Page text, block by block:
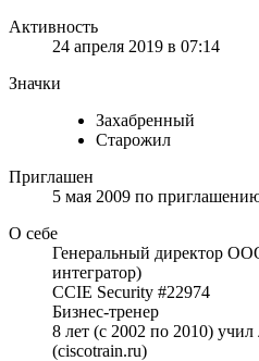
Активность
24 апреля 2019 в 07:14
Значки
Захабренный
Старожил
Приглашен
5 мая 2009 по
О себе
Генеральный директор
интегратор)
CCIE Security #22974
Бизнес-тренер
8 лет (с 2002 по 2010) учил
(ciscotrain.ru)